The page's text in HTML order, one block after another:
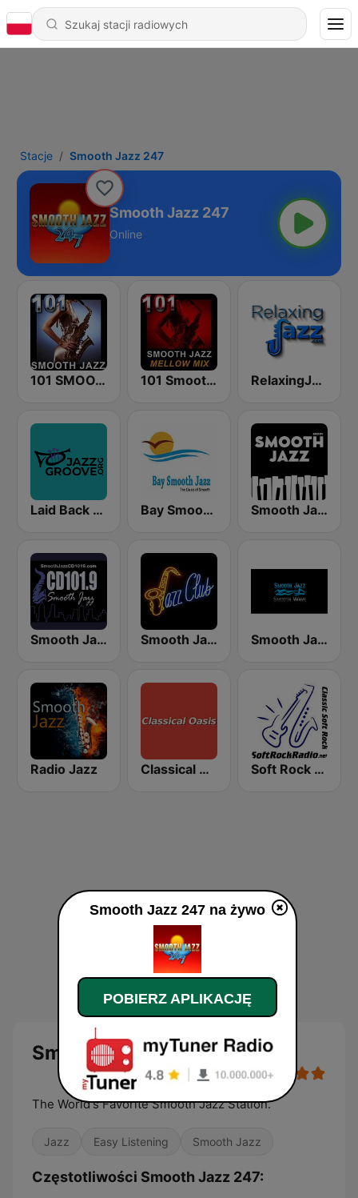
Stacje Smooth Jazz 247
Smooth Jazz 247
Online
101 SMOOTH JAZZ 101 Smooth Jazz Mellow Mix RelaxingJazz.com - Smooth Jazz
Laid Back Jazz Bay Smooth Jazz Smooth Jazz - Groov
Smooth Jazz CD 101.9 FM Smooth Jazz Tri-Cities WA Smooth Jazz Smooth Wave
Radio Jazz Classical Oasis Soft Rock Radio
Smooth Jazz 247
The World's Favorite Smooth Jazz Station.
Jazz Easy Listening Smooth Jazz
Częstotliwości Smooth Jazz 247:
Smooth Jazz 247 na żywo
POBIERZ APLIKACJĘ